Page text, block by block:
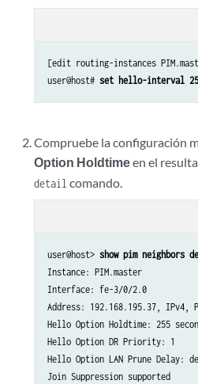
[edit routing-instances
user@host# set hello-interval
Compruebe la configuración
Option Holdtimeen el
detail comando.
user@host> show pim neighbors
Instance: PIM.master
Interface: fe-3/0/2.0
Address: 192.168.195.37, IPv4,
Hello Option Holdtime: 255
Hello Option DR Priority: 1
Hello Option LAN Prune Delay:
Join Suppression supported